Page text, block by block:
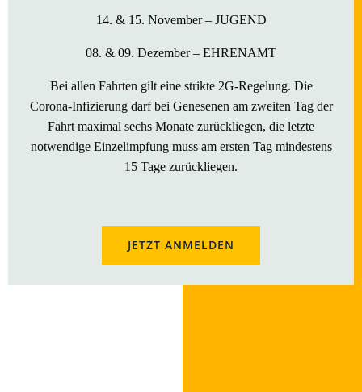
14. & 15. November –JUGEND
08. & 09. Dezember – EHRENAMT
Bei allen Fahrten gilt eine strikte 2G-Regelung. Die
Corona-Infizierung darf bei Genesenen am zweiten Tag der
Fahrt maximal sechs Monate zurückliegen, die letzte
notwendige Einzelimpfung muss am ersten Tag mindestens
15 Tage zurückliegen.
JETZT ANMELDEN